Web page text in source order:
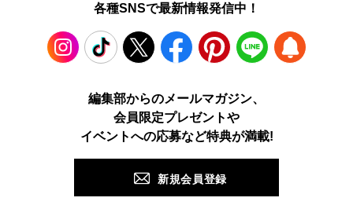
各種SNSで最新情報発信中！
TikTok Facebook Pinterest LINE
編集部からのメールマガジン、
会員限定プレゼントや
イベントへの応募など特典が満載!
新規会員登録